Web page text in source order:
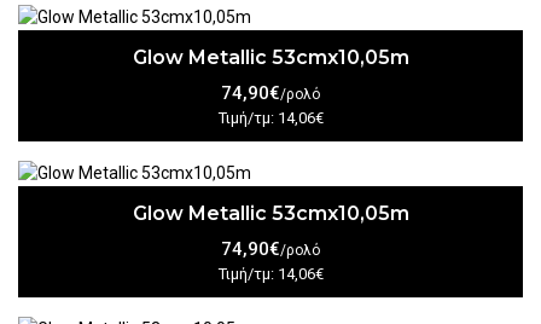
Glow Metallic 53cmx10,05m
74,90€/ρολό
Τιμή/τμ: 14,06€
Glow Metallic 53cmx10,05m
74,90€/ρολό
Τιμή/τμ: 14,06€